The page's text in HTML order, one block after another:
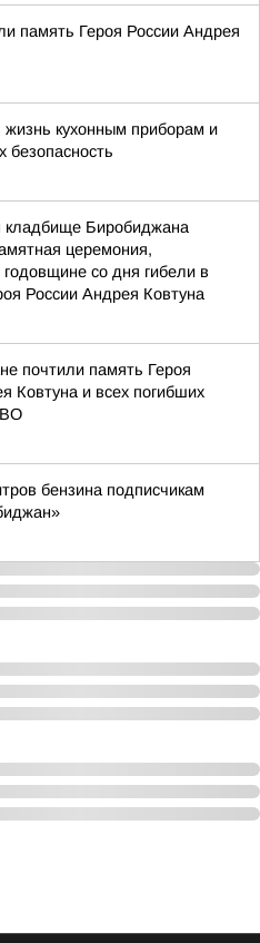
память Героя России Андрея
жизнь кухонным приборам и
безопасность
кладбище Биробиджана
церемония,
со дня гибели в
России Андрея Ковтуна
почтили память Героя
Ковтуна и всех погибших
бензина подписчикам